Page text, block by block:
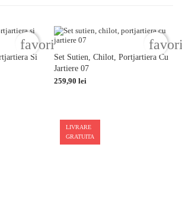
Si
favorite_border
Set Sutien, Chilot, Portjartiera Cu
Jartiere 07
Pret
259,90 lei
LIVRARE
GRATUITA